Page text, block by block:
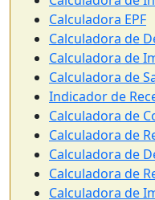
Calculadora EPF
Calculadora de
Calculadora de
Calculadora de
Indicador de
Calculadora de
Calculadora de
Calculadora de
Calculadora de
Calculadora de